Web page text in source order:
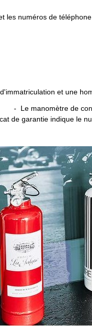
les numéros de
et une
- Le manomètre de
de garantie indique le